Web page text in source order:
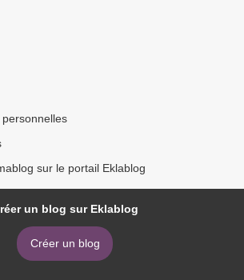
sur le portail Eklablog
un blog sur Eklablog
Créer un blog